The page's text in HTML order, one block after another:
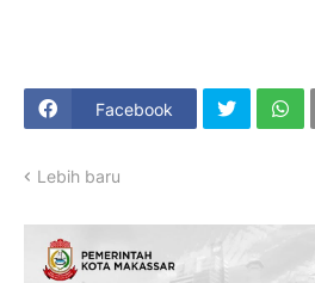
Facebook
Lebih baru